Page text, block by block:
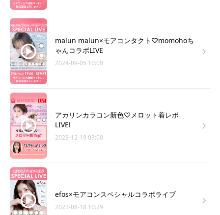
malun malun×モアコンタクト♡momohoち
ゃんコラボLIVE
2024-09-05 10:00
アカリンカラコン新色♡メロット着レポ
LIVE!
2023-12-19 03:00
efos×モアコンスペシャルコラボライブ
2023-08-18 10:29